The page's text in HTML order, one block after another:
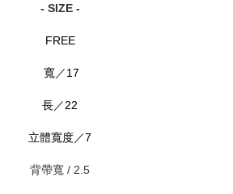
- SIZE -
FREE
寬／17
長／22
立體寬度／7
背帶寬 / 2.5